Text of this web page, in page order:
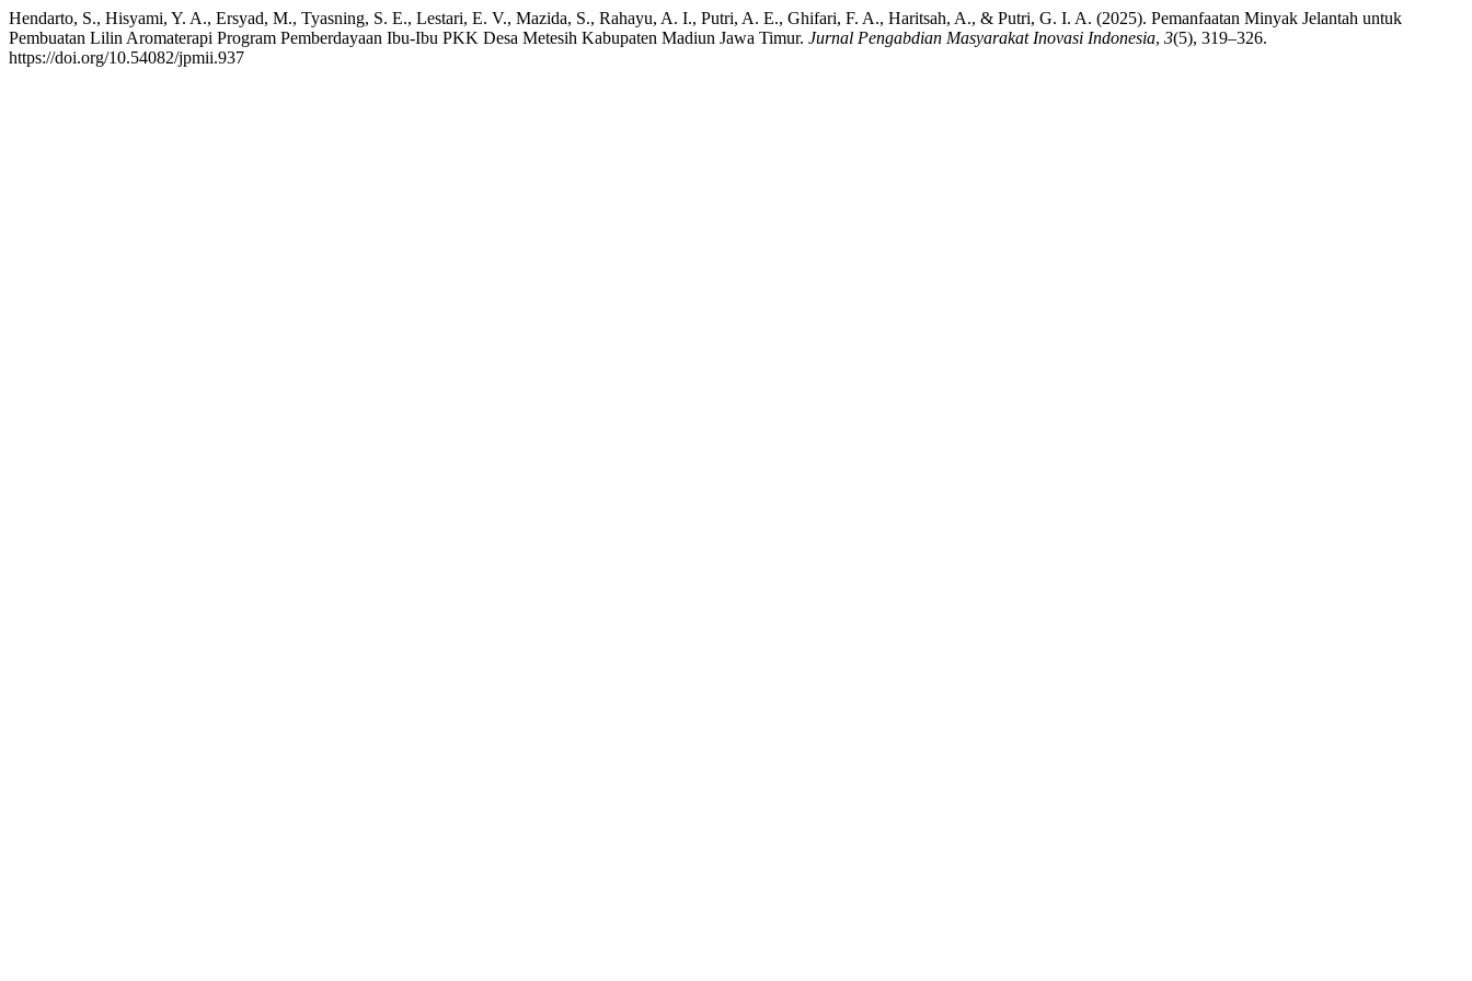
Hendarto, S., Hisyami, Y. A., Ersyad, M., Tyasning, S. E., Lestari, E. V., Mazida, S., Rahayu, A. I., Putri, A. E., Ghifari, F. A., Haritsah, A., & Putri, G. I. A. (2025). Pemanfaatan Minyak Jelantah untuk
Pembuatan Lilin Aromaterapi Program Pemberdayaan Ibu-Ibu PKK Desa Metesih Kabupaten Madiun Jawa Timur. Jurnal Pengabdian Masyarakat Inovasi Indonesia, 3(5), 319–326.
https://doi.org/10.54082/jpmii.937